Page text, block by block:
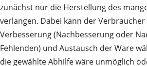
zunächst nur die Herstellung des
verlangen. Dabei kann der Verbraucher
Verbesserung (Nachbesserung oder
Fehlenden) und Austausch der Ware
die gewählte Abhilfe wäre unmöglich